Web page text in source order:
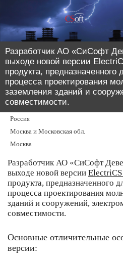
Разработчик АО «СиСофт
выходе новой версии
продукта, предназначенного
процесса проектирования
заземления зданий и
совместимости.
Россия
Москва и Московская обл.
Москва
Разработчик АО «СиСофт
выходе новой версии
продукта, предназначенного
процесса проектирования
зданий и сооружений,
совместимости.
Основные отличительные
версии: